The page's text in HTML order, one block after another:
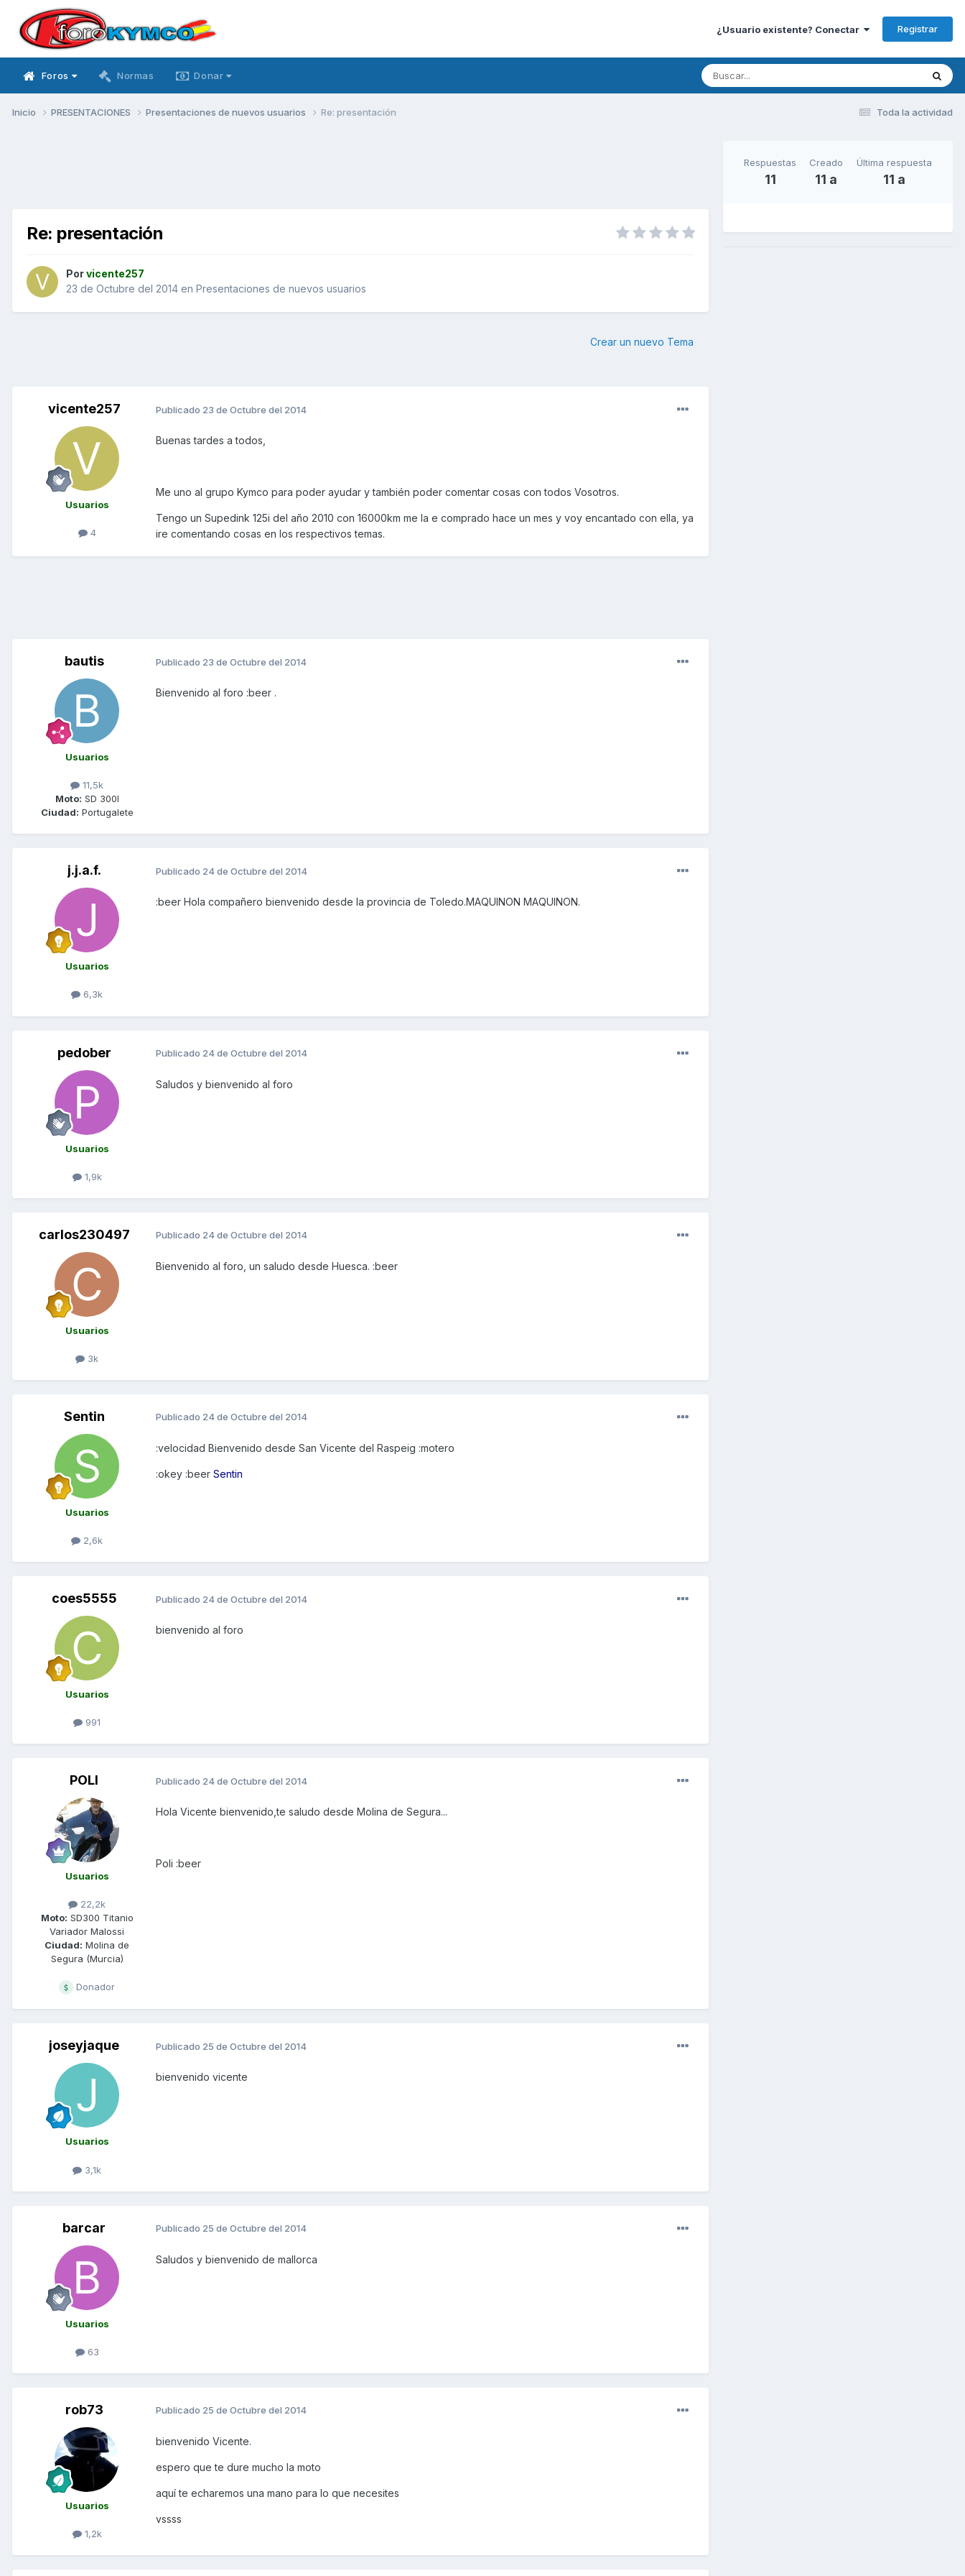
¿Usuario existente? Conectar Registrar
Foros Normas Donar
Toda la actividad
Inicio PRESENTACIONES Presentaciones de nuevos usuarios Re: presentación
Re: presentación
Porvicente257
23 de Octubre del 2014 en Presentaciones de nuevos usuarios
Crear un nuevo Tema
vicente257
Usuarios
4
Publicado 23 de Octubre del 2014
Buenas tardes a todos,
Me uno al grupo Kymco para poder ayudar y también poder comentar cosas con todos Vosotros.
Tengo un Supedink 125i del año 2010 con 16000km me la e comprado hace un mes y voy encantado con ella, ya
ire comentando cosas en los respectivos temas.
bautis
Usuarios
11,5k
Moto: SD 300I
Ciudad: Portugalete
Publicado 23 de Octubre del 2014
Bienvenido al foro :beer .
j.j.a.f.
Usuarios
6,3k
Publicado 24 de Octubre del 2014
:beer Hola compañero bienvenido desde la provincia de Toledo.MAQUINON MAQUINON.
pedober
Usuarios
1,9k
Publicado 24 de Octubre del 2014
Saludos y bienvenido al foro
carlos230497
Usuarios
3k
Publicado 24 de Octubre del 2014
Bienvenido al foro, un saludo desde Huesca. :beer
Sentin
Usuarios
2,6k
Publicado 24 de Octubre del 2014
:velocidad Bienvenido desde San Vicente del Raspeig :motero
:okey :beer Sentin
coes5555
Usuarios
991
Publicado 24 de Octubre del 2014
bienvenido al foro
POLI
Usuarios
22,2k
Moto: SD300 Titanio
Variador Malossi
Ciudad: Molina de
Segura (Murcia)
Donador
Publicado 24 de Octubre del 2014
Hola Vicente bienvenido,te saludo desde Molina de Segura...
Poli :beer
joseyjaque
Usuarios
3,1k
Publicado 25 de Octubre del 2014
bienvenido vicente
barcar
Usuarios
63
Publicado 25 de Octubre del 2014
Saludos y bienvenido de mallorca
rob73
Usuarios
1,2k
Publicado 25 de Octubre del 2014
bienvenido Vicente.
espero que te dure mucho la moto
aquí te echaremos una mano para lo que necesites
vssss
Respuestas
11
Creado
11 a
Última respuesta
11 a